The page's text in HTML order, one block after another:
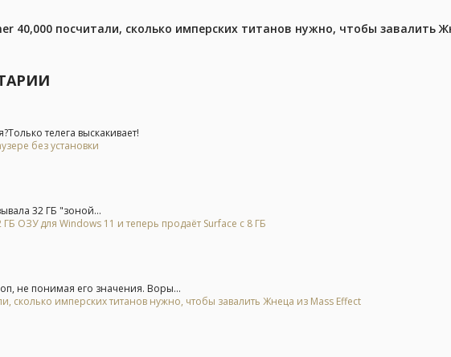
40,000 посчитали, сколько имперских титанов нужно, чтобы завалить
телега выскакивает!
без установки
32 ГБ "зоной...
ОЗУ для Windows 11 и теперь продаёт Surface с 8 ГБ
не понимая его значения. Воры...
сколько имперских титанов нужно, чтобы завалить Жнеца из Mass Effect